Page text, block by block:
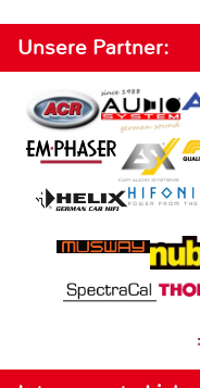
Unsere Partner: